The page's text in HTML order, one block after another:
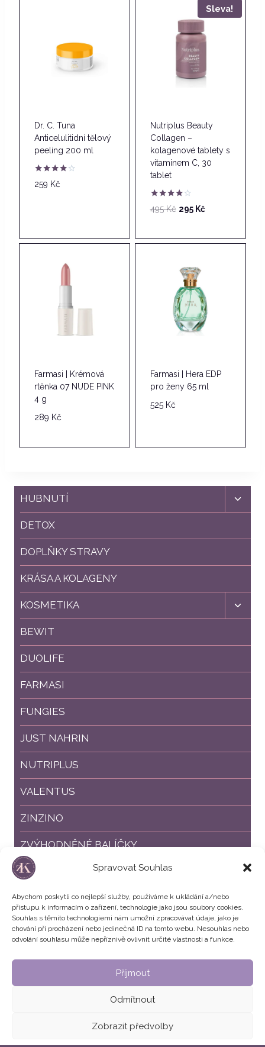
Spravovat Souhlas
Abychom poskytli co nejlepší služby, používáme k ukládání a/nebo
přístupu k informacím o zařízení, technologie jako jsou soubory cookies.
Souhlas s těmito technologiemi nám umožní zpracovávat údaje, jako je
chování při procházení nebo jedinečná ID na tomto webu. Nesouhlas nebo
odvolání souhlasu může nepříznivě ovlivnit určité vlastnosti a funkce.
Příjmout
Odmítnout
Zobrazit předvolby
Dr. C. Tuna
Anticelulitidní tělový
peeling 200 ml
Hodnocení
4.00
259 Kč
Sleva!
Nutriplus Beauty
Collagen –
kolagenové tablety s
vitaminem C, 30
tablet
Hodnocení
4.00
495Kč Původní
295 KčAktuální
Farmasi | Krémová
rtěnka 07 NUDE PINK
4 g
289 Kč
Farmasi | Hera EDP
pro ženy 65 ml
525 Kč
HUBNUTÍ
child
DETOX
DOPLŇKY STRAVY
KRÁSA A KOLAGENY
KOSMETIKA
child
BEWIT
DUOLIFE
FARMASI
FUNGIES
JUST NAHRIN
NUTRIPLUS
VALENTUS
ZINZINO
ZVÝHODNĚNÉ BALÍČKY
SLEVY %
Všeobecné obchodní podmínky Zásady cookies (EU)